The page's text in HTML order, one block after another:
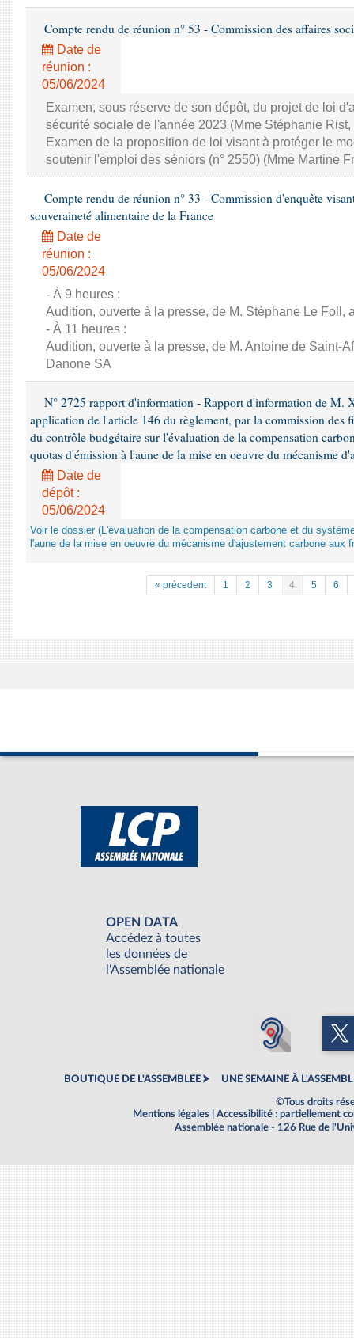
Compte rendu de réunion n° 53 - Commission des affaires
Date de
réunion :
05/06/2024
Examen, sous réserve de son dépôt, du projet de loi
sécurité sociale de l'année 2023 (Mme Stéphanie
Examen de la proposition de loi visant à protéger le
soutenir l'emploi des séniors (n° 2550) (Mme Martine
Compte rendu de réunion n° 33 - Commission d'enquête
souveraineté alimentaire de la France
Date de
réunion :
05/06/2024
- À 9 heures :
Audition, ouverte à la presse, de M. Stéphane Le Foll,
- À 11 heures :
Audition, ouverte à la presse, de M. Antoine de Saint-
Danone SA
N° 2725 rapport d'information - Rapport d'information de M.
application de l'article 146 du règlement, par la commission des
du contrôle budgétaire sur l'évaluation de la compensation
quotas d'émission à l'aune de la mise en oeuvre du mécanisme
Date de
dépôt :
05/06/2024
Voir le dossier (L'évaluation de la compensation carbone et du
l'aune de la mise en oeuvre du mécanisme d'ajustement carbone aux
« précedent 1 2 3 4 5 6
OPEN DATA
Accédez à toutes
les données de
l'Assemblée nationale
BOUTIQUE DE L'ASSEMBLEE UNE SEMAINE À
©Tous droits
Mentions légales
Accessibilité : partiellement
Assemblée nationale - 126 Rue de